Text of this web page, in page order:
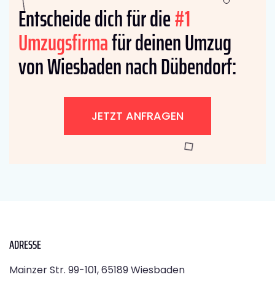
Entscheide dich für die#1
Umzugsfirmafür deinen Umzug
von Wiesbaden nach Dübendorf:
JETZT ANFRAGEN
ADRESSE
Mainzer Str. 99-101, 65189 Wiesbaden